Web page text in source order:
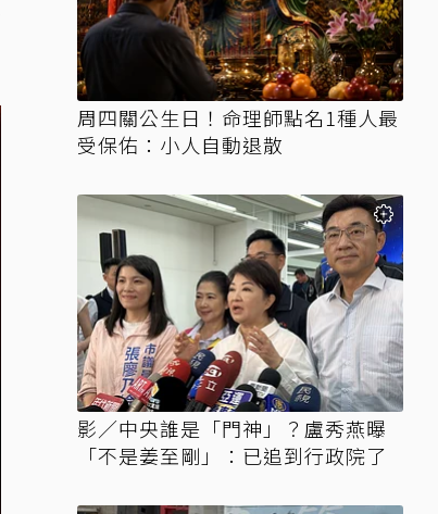
周四關公生日！命理師點名1種人最
受保佑：小人自動退散
影／中央誰是「門神」？盧秀燕曝
「不是姜至剛」：已追到行政院了